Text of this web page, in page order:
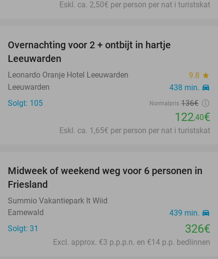
Eskl. ca. 2,50€ per person per nat i turistskat
Overnachting voor 2 + ontbijt in hartje
Leeuwarden
Leonardo Oranje Hotel Leeuwarden 9.8 star
Leeuwarden 438 min. directions_car
Solgt: 105 Normalpris 136€
122,40€
Eskl. ca. 1,65€ per person per nat i turistskat
Midweek of weekend weg voor 6 personen in
Friesland
Summio Vakantiepark It Wiid
Earnewald
439 min. directions_car
Solgt: 31 326€
Excl. approx. €3 p.p.p.n. en €14 p.p. bedlinnen